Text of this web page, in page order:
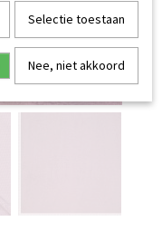
Selectie toestaan
Nee, niet akkoord